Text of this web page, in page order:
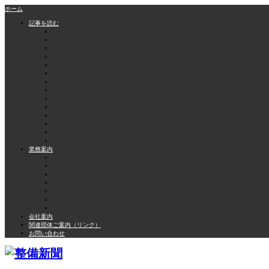
ホーム
記事を読む
業務案内
会社案内
関連団体ご案内（リンク）
お問い合わせ